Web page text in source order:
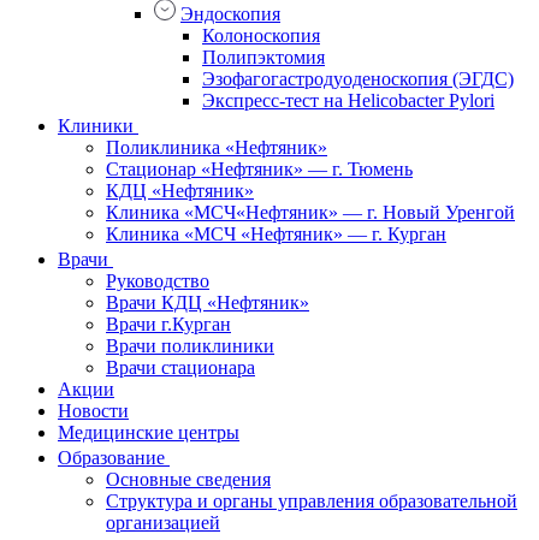
Эндоскопия
Колоноскопия
Полипэктомия
Эзофагогастродуоденоскопия (ЭГДС)
Экспресс-тест на Helicobacter Pylori
Клиники
Поликлиника «Нефтяник»
Стационар «Нефтяник» — г. Тюмень
КДЦ «Нефтяник»
Клиника «МСЧ«Нефтяник» — г. Новый Уренгой
Клиника «МСЧ «Нефтяник» — г. Курган
Врачи
Руководство
Врачи КДЦ «Нефтяник»
Врачи г.Курган
Врачи поликлиники
Врачи стационара
Акции
Новости
Медицинские центры
Образование
Основные сведения
Структура и органы управления образовательной
организацией